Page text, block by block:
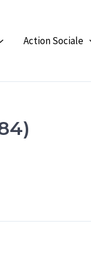
Action Sociale